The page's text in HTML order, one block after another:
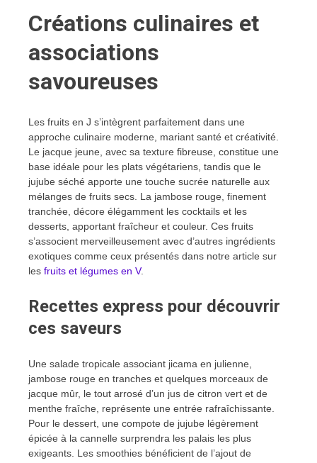
Créations culinaires et
associations
savoureuses
Les fruits en J s’intègrent parfaitement dans une
approche culinaire moderne, mariant santé et créativité.
Le jacque jeune, avec sa texture fibreuse, constitue une
base idéale pour les plats végétariens, tandis que le
jujube séché apporte une touche sucrée naturelle aux
mélanges de fruits secs. La jambose rouge, finement
tranchée, décore élégamment les cocktails et les
desserts, apportant fraîcheur et couleur. Ces fruits
s’associent merveilleusement avec d’autres ingrédients
exotiques comme ceux présentés dans notre article sur
les fruits et légumes en V.
Recettes express pour découvrir
ces saveurs
Une salade tropicale associant jicama en julienne,
jambose rouge en tranches et quelques morceaux de
jacque mûr, le tout arrosé d’un jus de citron vert et de
menthe fraîche, représente une entrée rafraîchissante.
Pour le dessert, une compote de jujube légèrement
épicée à la cannelle surprendra les palais les plus
exigeants. Les smoothies bénéficient de l’ajout de